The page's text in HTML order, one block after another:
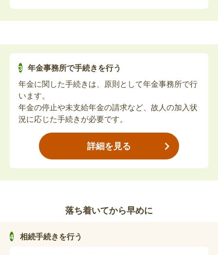
亡くなった方が身体障害者手帳を持っていた場合、
返納が必要です。
故人の療育手帳の返納
亡くなった方が療育手帳を持っていた場合、返納が
必要です。
故人の精神障害者保健福祉手帳の返納
心身障害者医療費助成喪失届（死亡関連手続
き）
また、死亡診断書の原本は提出すると返却されない
ため、他の手続き用に「死亡診断書のコピー」を事
前にとっておくことをおすすめします。
多くの手続きでは、死亡の事実を証明する書類とし
てこのコピー（または戸籍謄本）が必要になりま
す。
年金事務所で手続きを行う
年金に関した手続きは、原則として年金事務所で行
います。
年金の停止や未支給年金の請求など、故人の加入状
況に応じた手続きが必要です。
詳細を見る
落ち着いてから早めに
相続手続きを行う